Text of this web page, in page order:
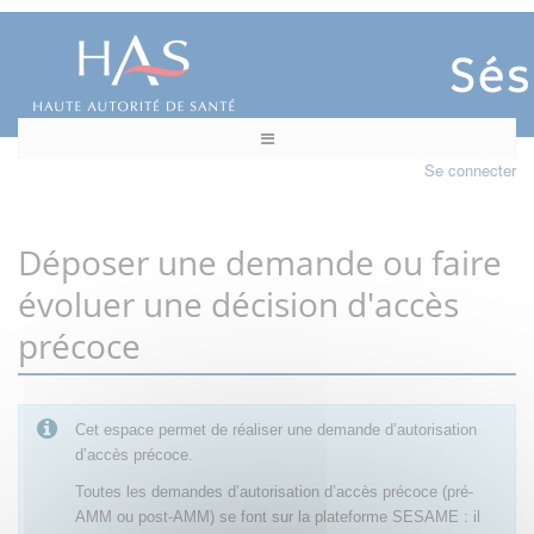
Se connecter
Déposer une demande ou faire
évoluer une décision d'accès
précoce
Cet espace permet de réaliser une demande d’autorisation
d’accès précoce.
Toutes les demandes d’autorisation d’accès précoce (pré-
AMM ou post-AMM) se font sur la plateforme SESAME : il